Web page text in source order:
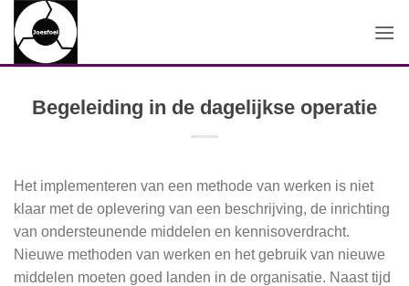
naar
inhoud
Begeleiding in de dagelijkse operatie
Het implementeren van een methode van werken is niet
klaar met de oplevering van een beschrijving, de inrichting
van ondersteunende middelen en kennisoverdracht.
Nieuwe methoden van werken en het gebruik van nieuwe
middelen moeten goed landen in de organisatie. Naast tijd